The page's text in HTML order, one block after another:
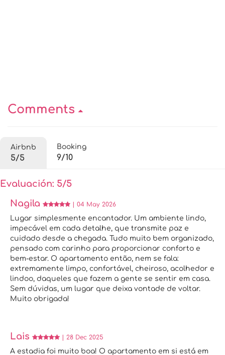
Comments
Airbnb
5/5
Booking
9/10
Evaluación: 5/5
Nagila
| 04 May 2026
Lugar simplesmente encantador. Um ambiente lindo,
impecável em cada detalhe, que transmite paz e
cuidado desde a chegada. Tudo muito bem organizado,
pensado com carinho para proporcionar conforto e
bem-estar. O apartamento então, nem se fala:
extremamente limpo, confortável, cheiroso, acolhedor e
lindoo, daqueles que fazem a gente se sentir em casa.
Sem dúvidas, um lugar que deixa vontade de voltar.
Muito obrigada!
Lais | 28 Dec 2025
A estadia foi muito boa! O apartamento em si está em